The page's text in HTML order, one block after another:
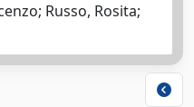
Russo, Rosita;